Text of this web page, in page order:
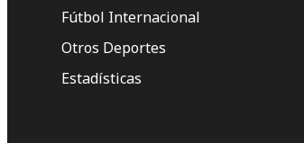
Fútbol Internacional
Otros Deportes
Estadísticas